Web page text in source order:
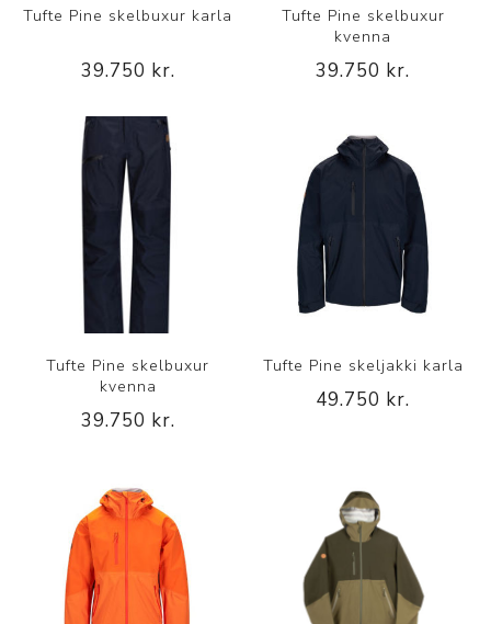
Tufte Pine skelbuxur karla
39.750 kr.
Tufte Pine skelbuxur
kvenna
39.750 kr.
Tufte Pine skelbuxur
kvenna
39.750 kr.
Tufte Pine skeljakki karla
49.750 kr.